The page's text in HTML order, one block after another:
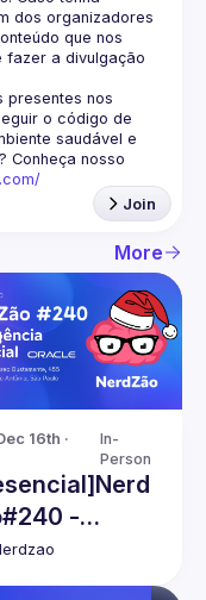
dos organizadores
que nos
fazer a divulgação
presentes nos
o código de
saudável e
Conheça nosso
Join
More
16th ·
In-
Person
-
(AI)